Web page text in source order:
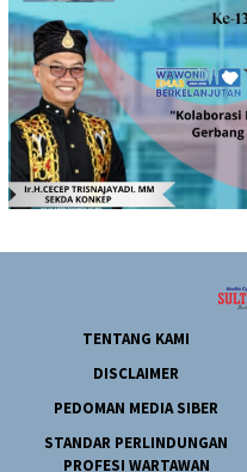
TENTANG KAMI
DISCLAIMER
PEDOMAN MEDIA SIBER
STANDAR PERLINDUNGAN
PROFESI WARTAWAN